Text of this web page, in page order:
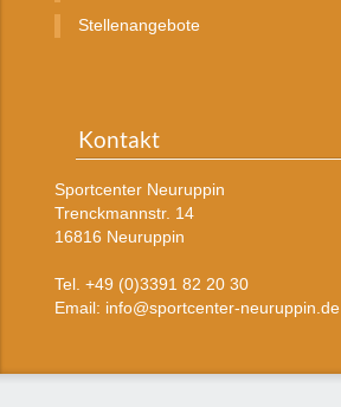
Stellenangebote
Kontakt
Sportcenter Neuruppin
Trenckmannstr. 14
16816 Neuruppin
Tel. +49 (0)3391 82 20 30
Email: info@sportcenter-neuruppin.de